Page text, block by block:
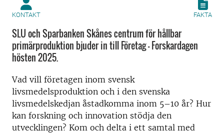
KONTAKT FAKTA
SLU och Sparbanken Skånes centrum för hållbar
primärproduktion bjuder in till Företag - Forskardagen
hösten 2025.
Vad vill företagen inom svensk
livsmedelsproduktion och i den svenska
livsmedelskedjan åstadkomma inom 5–10 år? Hur
kan forskning och innovation stödja den
utvecklingen? Kom och delta i ett samtal med